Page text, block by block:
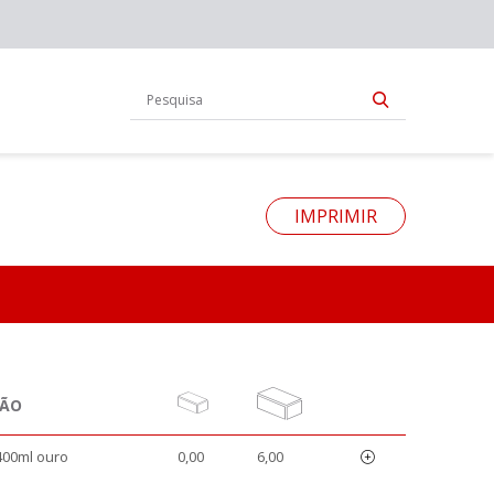
IMPRIMIR
ouro 0,00 6,00